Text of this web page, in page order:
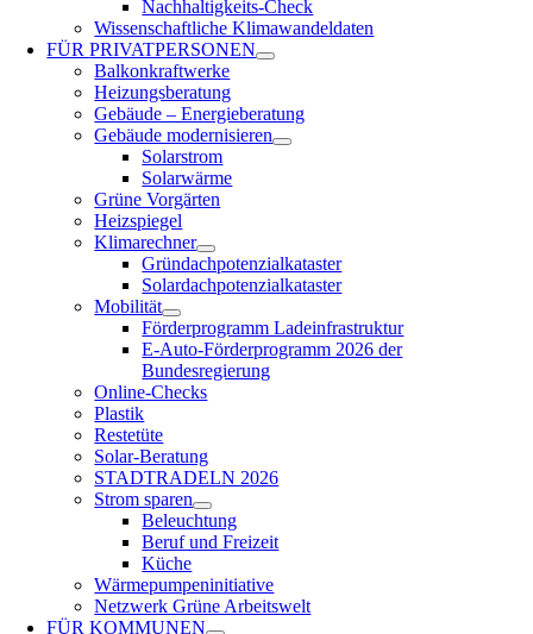
Nachhaltigkeits-Check
Wissenschaftliche Klimawandeldaten
FÜRPRIVATPERSONEN
Balkonkraftwerke
Heizungsberatung
Gebäude – Energieberatung
Gebäude modernisieren
Solarstrom
Solarwärme
Grüne Vorgärten
Heizspiegel
Klimarechner
Gründachpotenzialkataster
Solardachpotenzialkataster
Mobilität
Förderprogramm Ladeinfrastruktur
E-Auto-Förderprogramm 2026 der
Bundesregierung
Online-Checks
Plastik
Restetüte
Solar-Beratung
STADTRADELN 2026
Strom sparen
Beleuchtung
Beruf und Freizeit
Küche
Wärmepumpeninitiative
Netzwerk Grüne Arbeitswelt
FÜRKOMMUNEN